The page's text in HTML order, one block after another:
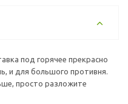
под горячее прекрасно
и для большого противня.
просто разложите